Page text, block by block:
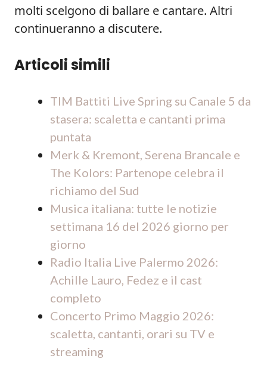
molti scelgono di ballare e cantare. Altri
continueranno a discutere.
Articoli simili
TIM Battiti Live Spring su Canale 5 da
stasera: scaletta e cantanti prima
puntata
Merk & Kremont, Serena Brancale e
The Kolors: Partenope celebra il
richiamo del Sud
Musica italiana: tutte le notizie
settimana 16 del 2026 giorno per
giorno
Radio Italia Live Palermo 2026:
Achille Lauro, Fedez e il cast
completo
Concerto Primo Maggio 2026:
scaletta, cantanti, orari su TV e
streaming